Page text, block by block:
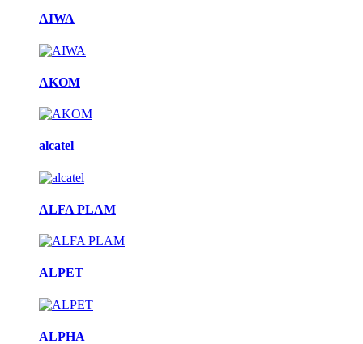
AIWA
AKOM
alcatel
ALFA PLAM
ALPET
ALPHA